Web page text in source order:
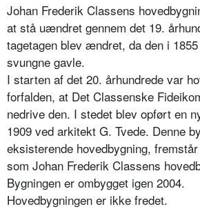
Johan Frederik Classens
at stå uændret gennem det 19.
tagetagen blev ændret, da den i
svungne gavle.
I starten af det 20. århundrede var
forfalden, at Det Classenske
nedrive den. I stedet blev opført en
1909 ved arkitekt G. Tvede. Denne
eksisterende hovedbygning,
som Johan Frederik Classens
Bygningen er ombygget igen 2004.
Hovedbygningen er ikke fredet.